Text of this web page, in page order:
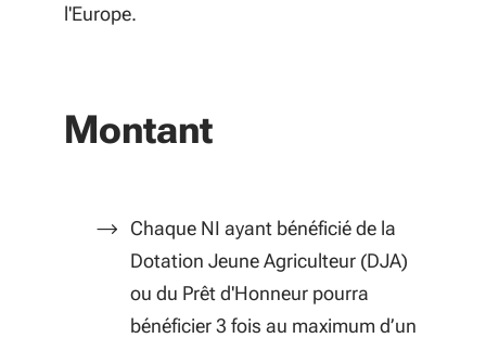
l'Europe.
Montant
Chaque NI ayant bénéficié de la
Dotation Jeune Agriculteur (DJA)
ou du Prêt d'Honneur pourra
bénéficier 3 fois au maximum d’un